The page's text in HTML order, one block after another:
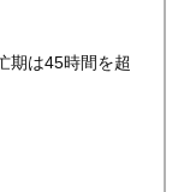
は45時間を超